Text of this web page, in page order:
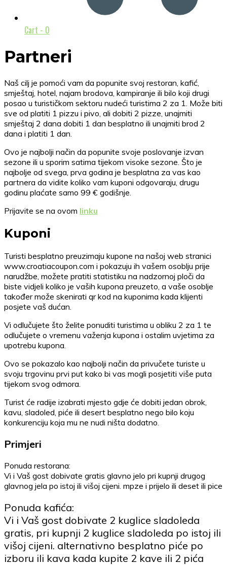
Cart - 0
Partneri
Naš cilj je pomoći vam da popunite svoj restoran, kafić,
smještaj, hotel, najam brodova, kampiranje ili bilo koji drugi
posao u turističkom sektoru nudeći turistima 2 za 1. Može biti
sve od platiti 1 pizzu i pivo, ali dobiti 2 pizze, unajmiti
smještaj 2 dana dobiti 1 dan besplatno ili unajmiti brod 2
dana i platiti 1 dan.
Ovo je najbolji način da popunite svoje poslovanje izvan
sezone ili u sporim satima tijekom visoke sezone. Što je
najbolje od svega, prva godina je besplatna za vas kao
partnera da vidite koliko vam kuponi odgovaraju, drugu
godinu plaćate samo 99 € godišnje.
Prijavite se na ovom linku
Kuponi
Turisti besplatno preuzimaju kupone na našoj web stranici
www.croatiacoupon.com i pokazuju ih vašem osoblju prije
narudžbe, možete pratiti statistiku na nadzornoj ploči da
biste vidjeli koliko je vaših kupona preuzeto, a vaše osoblje
također može skenirati qr kod na kuponima kada klijenti
posjete vaš dućan.
Vi odlučujete što želite ponuditi turistima u obliku 2 za 1 te
odlučujete o vremenu važenja kupona i ostalim uvjetima za
upotrebu kupona.
Ovo se pokazalo kao najbolji način da privučete turiste u
svoju trgovinu prvi put kako bi vas mogli posjetiti više puta
tijekom svog odmora.
Turist će radije izabrati mjesto gdje će dobiti jedan obrok,
kavu, sladoled, piće ili desert besplatno nego bilo koju
konkurenciju koja mu ne nudi ništa dodatno.
Primjeri
Ponuda restorana:
Vi i Vaš gost dobivate gratis glavno jelo pri kupnji drugog
glavnog jela po istoj ili višoj cijeni. mpze i prijelo ili deset ili pice
Ponuda kafića:
Vi i Vaš gost dobivate 2 kuglice sladoleda
gratis, pri kupnji 2 kuglice sladoleda po istoj ili
višoj cijeni. alternativno besplatno piće po
izboru ili kava kada kupite 2 kave ili 2 pića